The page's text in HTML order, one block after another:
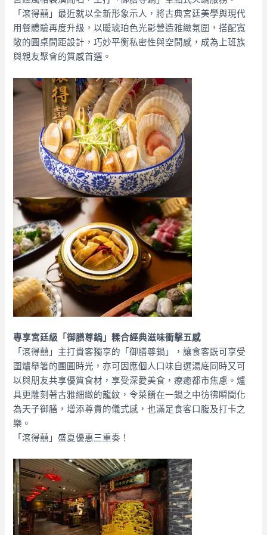
「滾得囍」最近就以全新形象示人，將古典宮廷美學與現代
用餐體驗再度升級，以暖琥珀色光影營造雅緻氛圍，搭配寬
敞的圓桌間距設計，巧妙平衡私密性與空間感，成為上班族
與親友聚會的質感首選。
專享宮廷級「御膳尊鍋」糅合經典滋味衝擊五感
「滾得囍」主打貴客獨享的「御膳尊鍋」，讓食客既可享受
圍爐舉箸的團圓時光，亦可因應個人口味自選湯底同時又可
以與朋友共享優質食材，享受深愛美食，療癒都市焦慮。爐
具更雕刻著古雅細緻的龍紋，令菜餚在一鍋之中彷彿瞬間化
為天子御膳，增添尊貴的儀式感，也滿足食客口腹及打卡之
樂。
「滾得囍」盛夏優惠三重奏！